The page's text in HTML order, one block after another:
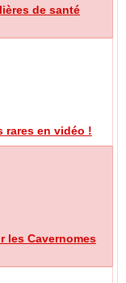
de santé
rares en vidéo !
les Cavernomes